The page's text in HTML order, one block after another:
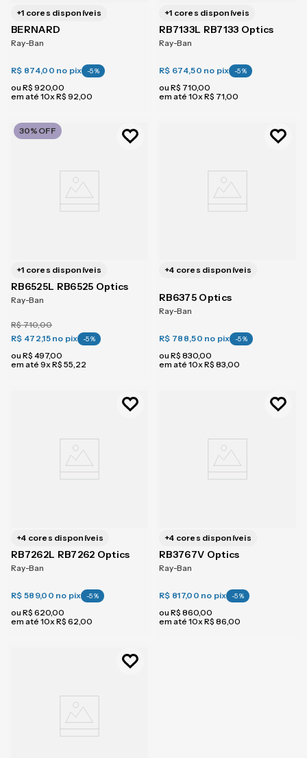
+1 cores disponíveis
BERNARD
Ray-Ban
R$ 874,00 no pix -5%
ou R$ 920,00
em até 10xR$ 92,00
+1 cores disponíveis
RB7133L RB7133 Optics
Ray-Ban
R$ 674,50 no pix -5%
ou R$ 710,00
em até 10xR$ 71,00
+1 cores disponíveis
30% OFF
RB6525L RB6525 Optics
Ray-Ban
R$710,00
R$ 472,15 no pix -5%
ou R$ 497,00
em até 9xR$ 55,22
+4 cores disponíveis
RB6375 Optics
Ray-Ban
R$ 788,50 no pix -5%
ou R$ 830,00
em até 10xR$ 83,00
+4 cores disponíveis
RB7262L RB7262 Optics
Ray-Ban
R$ 589,00 no pix -5%
ou R$ 620,00
em até 10xR$ 62,00
+4 cores disponíveis
RB3767V Optics
Ray-Ban
R$ 817,00 no pix -5%
ou R$ 860,00
em até 10xR$ 86,00